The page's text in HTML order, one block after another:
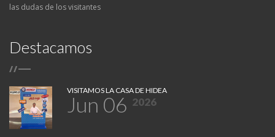
las dudas de los visitantes
Destacamos
/ /
VISITAMOS LA CASA DE HIDEA
Jun 06 2026